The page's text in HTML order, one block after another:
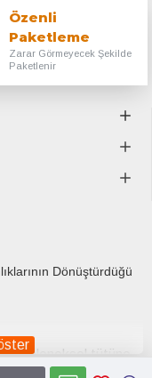
Özenli
Paketleme
Zarar Görmeyecek Şekilde
Paketlenir
Dönüştürdüğü
geleneksel tütüne